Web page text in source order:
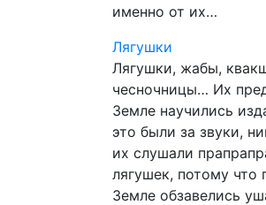
именно от их…
Лягушки
Лягушки, жабы,
чесночницы… Их
Земле научились
это были за звуки,
их слушали
лягушек, потому что
Земле обзавелись